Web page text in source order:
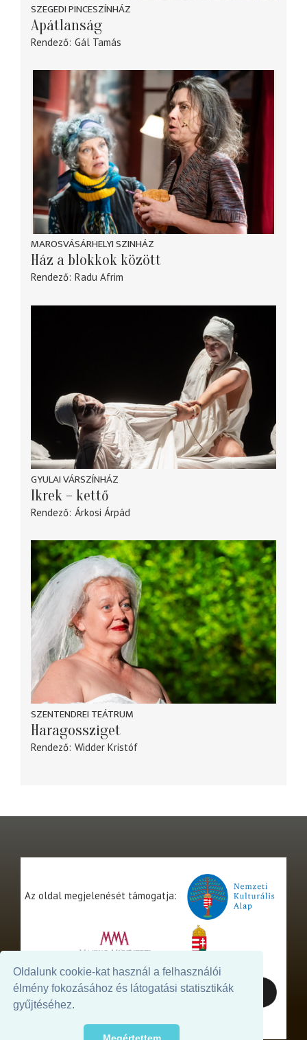
Oldalunk cookie-kat használ a felhasználói
élmény fokozásához és látogatási statisztikák
gyűjtéséhez.
SZEGEDI PINCESZÍNHÁZ
Apátlanság
Rendező Gál Tamás
MAROSVÁSÁRHELYI SZINHÁZ
Ház a blokkok között
Rendező Radu Afrim
GYULAI VÁRSZÍNHÁZ
Ikrek – kettő
Rendező Árkosi Árpád
SZENTENDREI TEÁTRUM
Haragossziget
Rendező Widder Kristóf
Az oldal megjelenését támogatja: